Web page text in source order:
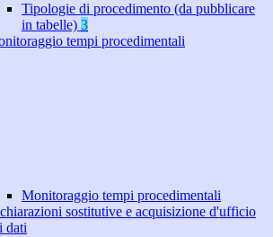
Tipologie di procedimento (da pubblicare
in tabelle) 3
tempi procedimentali
Monitoraggio tempi procedimentali
sostitutive e acquisizione d'ufficio
dati